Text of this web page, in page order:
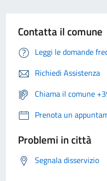
Contatta il comune
Leggi le domande
Richiedi Assistenza
Chiama il comune
Prenota un
Problemi in città
Segnala disservizio